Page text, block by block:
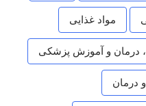
مواد غذایی
درمان و آموزش پزشکی
درمان